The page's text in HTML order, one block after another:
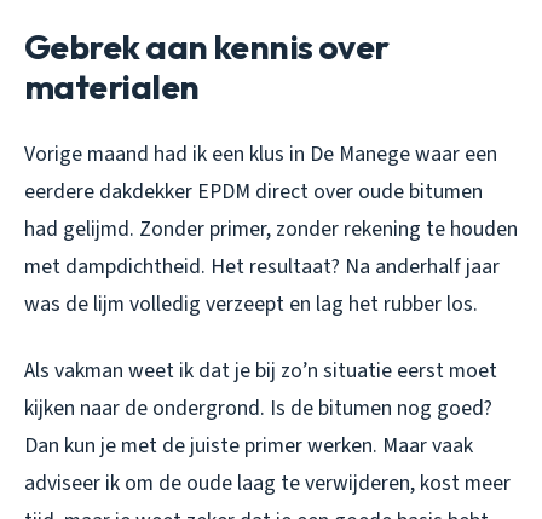
Gebrek aan kennis over
materialen
Vorige maand had ik een klus in De Manege waar een
eerdere dakdekker EPDM direct over oude bitumen
had gelijmd. Zonder primer, zonder rekening te houden
met dampdichtheid. Het resultaat? Na anderhalf jaar
was de lijm volledig verzeept en lag het rubber los.
Als vakman weet ik dat je bij zo’n situatie eerst moet
kijken naar de ondergrond. Is de bitumen nog goed?
Dan kun je met de juiste primer werken. Maar vaak
adviseer ik om de oude laag te verwijderen, kost meer